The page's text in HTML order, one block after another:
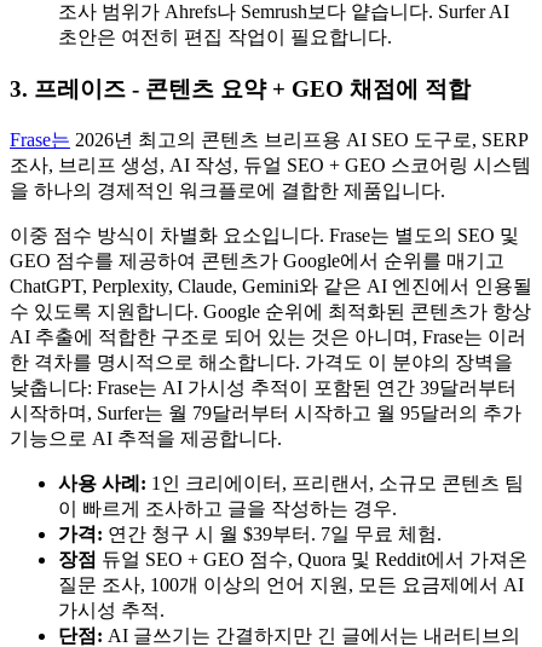
조사 범위가 Ahrefs나 Semrush보다 얕습니다. Surfer AI
초안은 여전히 편집 작업이 필요합니다.
3. 프레이즈 - 콘텐츠 요약 + GEO 채점에 적합
Frase는 2026년 최고의 콘텐츠 브리프용 AI SEO 도구로, SERP
조사, 브리프 생성, AI 작성, 듀얼 SEO + GEO 스코어링 시스템
을 하나의 경제적인 워크플로에 결합한 제품입니다.
이중 점수 방식이 차별화 요소입니다. Frase는 별도의 SEO 및
GEO 점수를 제공하여 콘텐츠가 Google에서 순위를 매기고
ChatGPT, Perplexity, Claude, Gemini와 같은 AI 엔진에서 인용될
수 있도록 지원합니다. Google 순위에 최적화된 콘텐츠가 항상
AI 추출에 적합한 구조로 되어 있는 것은 아니며, Frase는 이러
한 격차를 명시적으로 해소합니다. 가격도 이 분야의 장벽을
낮춥니다: Frase는 AI 가시성 추적이 포함된 연간 39달러부터
시작하며, Surfer는 월 79달러부터 시작하고 월 95달러의 추가
기능으로 AI 추적을 제공합니다.
사용 사례: 1인 크리에이터, 프리랜서, 소규모 콘텐츠 팀
이 빠르게 조사하고 글을 작성하는 경우.
가격: 연간 청구 시 월 $39부터. 7일 무료 체험.
장점 듀얼 SEO + GEO 점수, Quora 및 Reddit에서 가져온
질문 조사, 100개 이상의 언어 지원, 모든 요금제에서 AI
가시성 추적.
단점: AI 글쓰기는 간결하지만 긴 글에서는 내러티브의